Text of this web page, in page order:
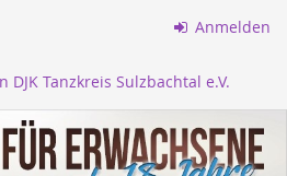
Anmelden
Tanzkreis Sulzbachtal e.V.